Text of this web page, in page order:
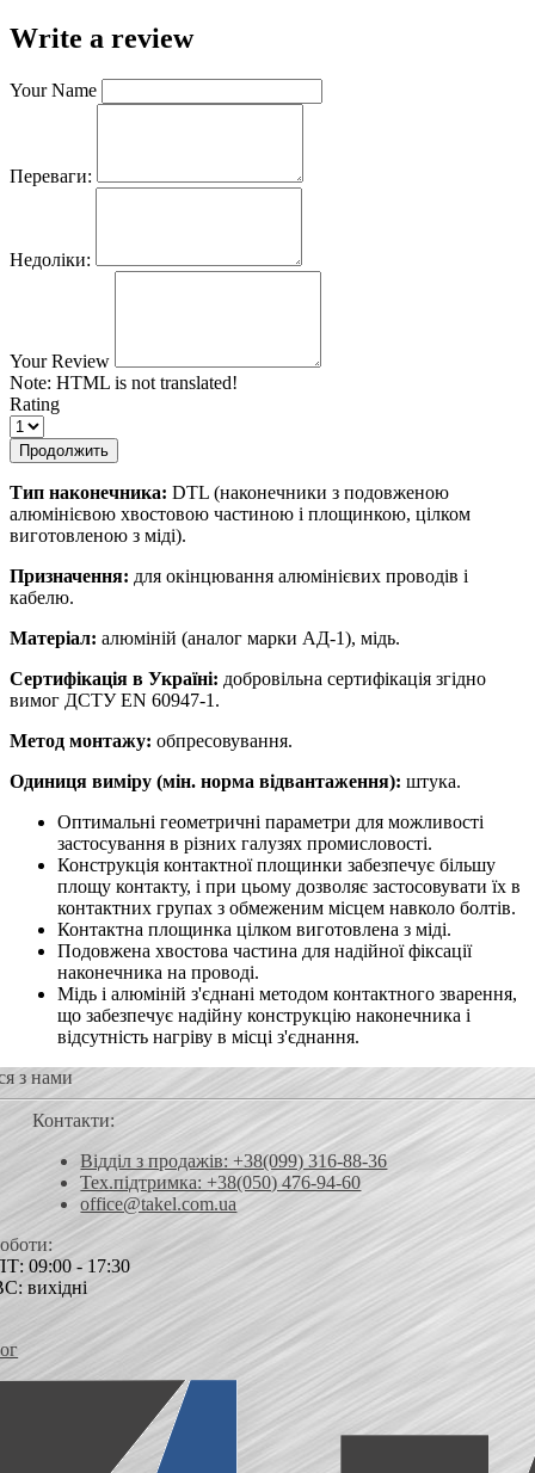
Write a review
Your Name
Переваги:
Недоліки:
Your Review
Note: HTML is not translated!
Rating
Продолжить
Тип наконечника: DTL (наконечники з подовженою
алюмінієвою хвостовою частиною і площинкою, цілком
виготовленою з міді).
Призначення: для окінцювання алюмінієвих проводів і
кабелю.
Матеріал: алюміній (аналог марки АД-1), мідь.
Сертифікація в Україні: добровільна сертифікація згідно
вимог ДСТУ EN 60947-1.
Метод монтажу: обпресовування.
Одиниця виміру (мін. норма відвантаження): штука.
Оптимальні геометричні параметри для можливості
застосування в різних галузях промисловості.
Конструкція контактної площинки забезпечує більшу
площу контакту, і при цьому дозволяє застосовувати їх в
контактних групах з обмеженим місцем навколо болтів.
Контактна площинка цілком виготовлена з міді.
Подовжена хвостова частина для надійної фіксації
наконечника на проводі.
Мідь і алюміній з'єднані методом контактного зварення,
що забезпечує надійну конструкцію наконечника і
відсутність нагріву в місці з'єднання.
з нами
Контакти:
Відділ з продажів: +38(099) 316-88-36
Тех.підтримка: +38(050) 476-94-60
office@takel.com.ua
09:00 - 17:30
вихідні